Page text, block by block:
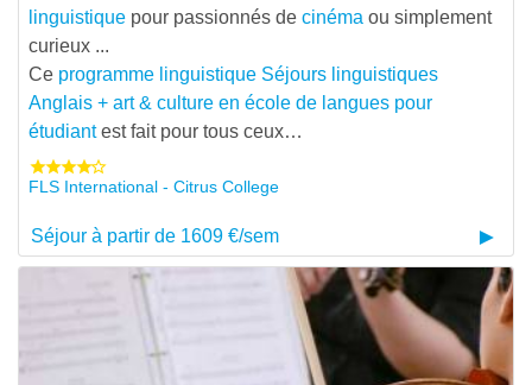
linguistique pour passionnés de cinéma ou simplement
curieux ...
Ce programme linguistique Séjours linguistiques
Anglais + art & culture en école de langues pour
étudiantest fait pour tous ceux…
FLS International - Citrus College
Séjour à partir de 1609 €/sem